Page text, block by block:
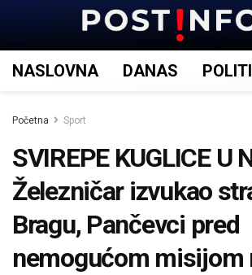
NASLOVNA DANAS
Početna Sport
SVIREPE KUGLICE U
Železničar izvukao
Bragu, Pančevci pred
nemogućom misijom